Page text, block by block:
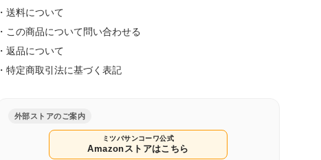
・送料について
・この商品について問い合わせる
・返品について
・特定商取引法に基づく表記
外部ストアのご案内
ミツバサンコーワ公式
Amazonストアはこちら